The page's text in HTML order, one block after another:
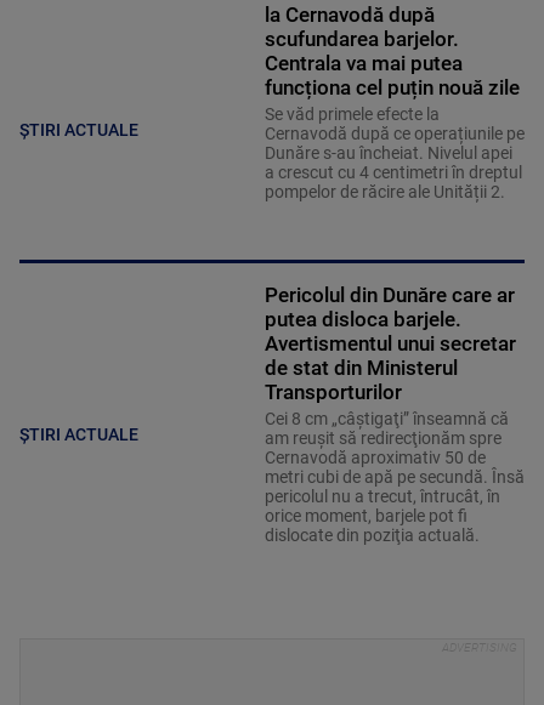
ȘTIRI ACTUALE
la Cernavodă după
scufundarea barjelor.
Centrala va mai putea
funcționa cel puțin nouă zile
Se văd primele efecte la
Cernavodă după ce operațiunile pe
Dunăre s-au încheiat. Nivelul apei
a crescut cu 4 centimetri în dreptul
pompelor de răcire ale Unității 2.
ȘTIRI ACTUALE
Pericolul din Dunăre care ar
putea disloca barjele.
Avertismentul unui secretar
de stat din Ministerul
Transporturilor
Cei 8 cm „câştigaţi” înseamnă că
am reuşit să redirecţionăm spre
Cernavodă aproximativ 50 de
metri cubi de apă pe secundă. Însă
pericolul nu a trecut, întrucât, în
orice moment, barjele pot fi
dislocate din poziţia actuală.